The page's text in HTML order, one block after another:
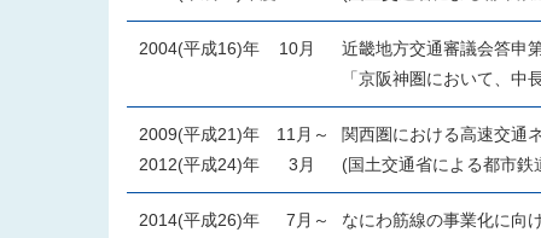
2004(平成16)年 10月
近畿地方交通審議会答申
「京阪神圏において、
2009(平成21)年
2012(平成24)年
11月～
3月
関西圏における高速交通
(国土交通省による都市鉄
2014(平成26)年
7月～
なにわ筋線の事業化に向